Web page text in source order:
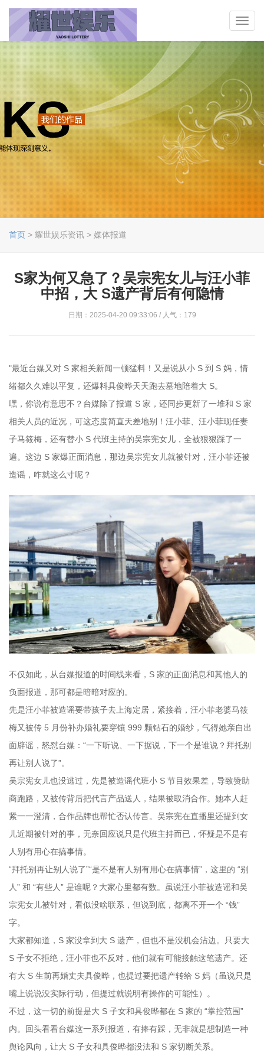
首页 > 耀世娱乐资讯 > 媒体报道
S家为何又急了？吴宗宪女儿与汪小菲
中招，大 S遗产背后有何隐情
日期：2025-04-20 09:33:06 / 人气：179
"最近台媒又对 S 家相关新闻一顿猛料！又是说从小 S 到 S 妈，情
绪都久久难以平复，还爆料具俊晔天天跑去墓地陪着大 S。
嘿，你说有意思不？台媒除了报道 S 家，还同步更新了一堆和 S 家
相关人员的近况，可这态度简直天差地别！汪小菲、汪小菲现任妻
子马筱梅，还有替小 S 代班主持的吴宗宪女儿，全被狠狠踩了一
遍。这边 S 家爆正面消息，那边吴宗宪女儿就被针对，汪小菲还被
造谣，咋就这么寸呢？
不仅如此，从台媒报道的时间线来看，S 家的正面消息和其他人的
负面报道，那可都是暗暗对应的。
先是汪小菲被造谣要带孩子去上海定居，紧接着，汪小菲老婆马筱
梅又被传 5 月份补办婚礼要穿镶 999 颗钻石的婚纱，气得她亲自出
面辟谣，怒怼台媒：“一下听说、一下据说，下一个是谁说？拜托别
再让别人说了”。
吴宗宪女儿也没逃过，先是被造谣代班小 S 节目效果差，导致赞助
商跑路，又被传背后把代言产品送人，结果被取消合作。她本人赶
紧一一澄清，合作品牌也帮忙否认传言。吴宗宪在直播里还提到女
儿近期被针对的事，无奈回应说只是代班主持而已，怀疑是不是有
人别有用心在搞事情。
“拜托别再让别人说了”“是不是有人别有用心在搞事情”，这里的 “别
人” 和 “有些人” 是谁呢？大家心里都有数。虽说汪小菲被造谣和吴
宗宪女儿被针对，看似没啥联系，但说到底，都离不开一个 “钱”
字。
大家都知道，S 家没拿到大 S 遗产，但也不是没机会沾边。只要大
S 子女不拒绝，汪小菲也不反对，他们就有可能接触这笔遗产。还
有大 S 生前再婚丈夫具俊晔，也提过要把遗产转给 S 妈（虽说只是
嘴上说说没实际行动，但提过就说明有操作的可能性）。
不过，这一切的前提是大 S 子女和具俊晔都在 S 家的 “掌控范围”
内。回头看看台媒这一系列报道，有捧有踩，无非就是想制造一种
舆论风向，让大 S 子女和具俊晔都没法和 S 家切断关系。